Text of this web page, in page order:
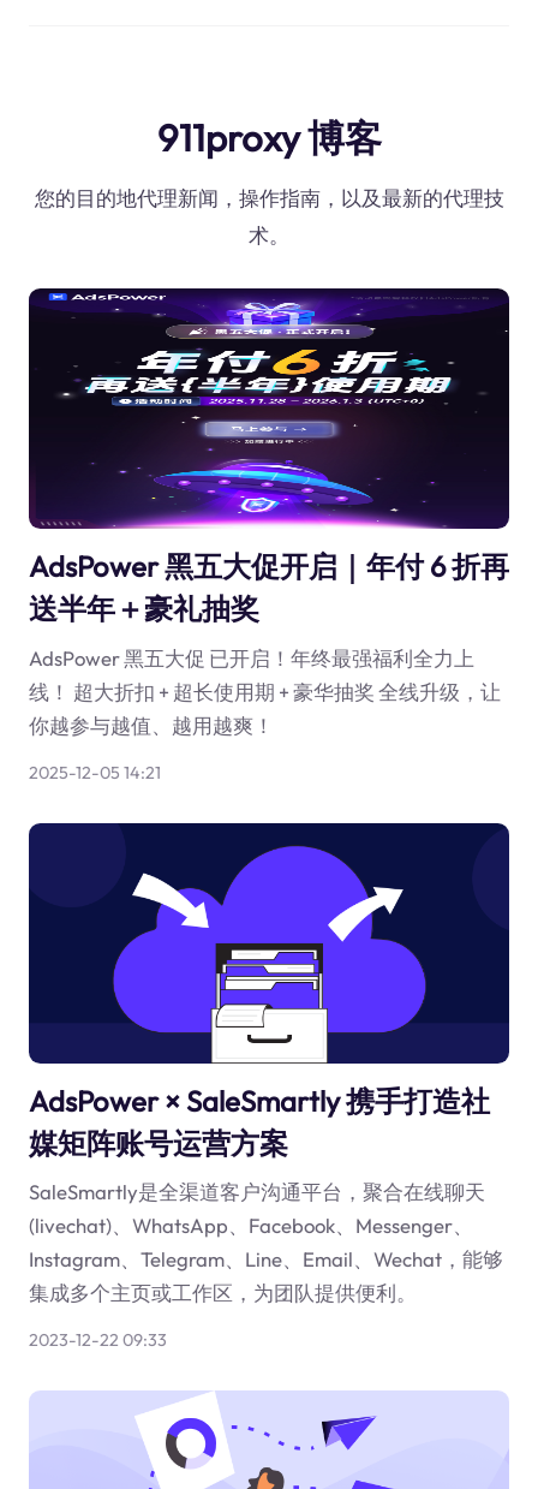
911proxy 博客
您的目的地代理新闻，操作指南，以及最新的代理技
术。
AdsPower 黑五大促开启｜年付 6 折再
送半年＋豪礼抽奖
AdsPower 黑五大促 已开启！年终最强福利全力上
线！ 超大折扣 + 超长使用期 + 豪华抽奖 全线升级，让
你越参与越值、越用越爽！
2025-12-05 14:21
AdsPower × SaleSmartly 携手打造社
媒矩阵账号运营方案
SaleSmartly是全渠道客户沟通平台，聚合在线聊天
(livechat)、WhatsApp、Facebook、Messenger、
Instagram、Telegram、Line、Email、Wechat，能够
集成多个主页或工作区，为团队提供便利。
2023-12-22 09:33